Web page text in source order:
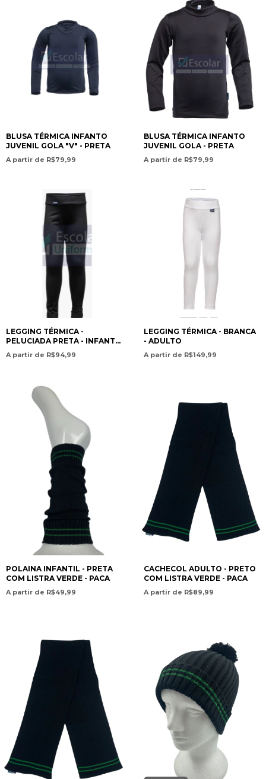
BLUSA TÉRMICA INFANTO
JUVENIL GOLA "V" - PRETA
A partir de R$79,99
BLUSA TÉRMICA INFANTO
JUVENIL GOLA - PRETA
A partir de R$79,99
LEGGING TÉRMICA -
PELUCIADA PRETA - INFANTO
JUVENIL - UNISSEX
A partir de R$94,99
LEGGING TÉRMICA - BRANCA
- ADULTO
A partir de R$149,99
POLAINA INFANTIL - PRETA
COM LISTRA VERDE - PACA
A partir de R$49,99
CACHECOL ADULTO - PRETO
COM LISTRA VERDE - PACA
A partir de R$89,99